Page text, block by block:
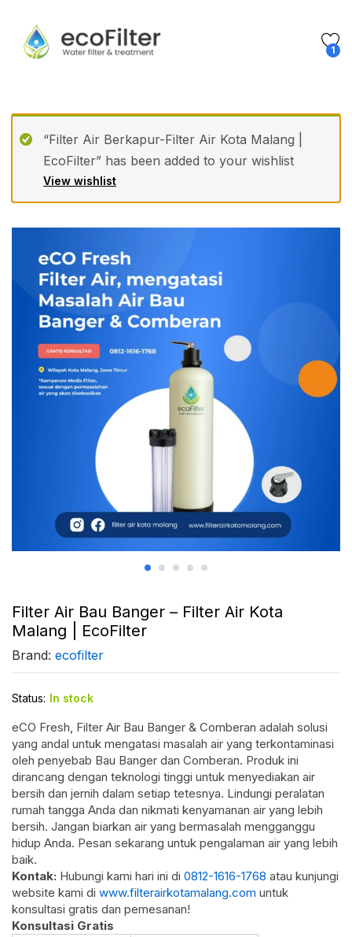
1
View wishlist
“Filter Air Berkapur-Filter Air Kota Malang |
EcoFilter” has been added to your wishlist
Filter Air Bau Banger – Filter Air Kota
Malang | EcoFilter
Brand: ecofilter
Status: In stock
eCO Fresh, Filter Air Bau Banger & Comberan adalah solusi
yang andal untuk mengatasi masalah air yang terkontaminasi
oleh penyebab Bau Banger dan Comberan. Produk ini
dirancang dengan teknologi tinggi untuk menyediakan air
bersih dan jernih dalam setiap tetesnya. Lindungi peralatan
rumah tangga Anda dan nikmati kenyamanan air yang lebih
bersih. Jangan biarkan air yang bermasalah mengganggu
hidup Anda. Pesan sekarang untuk pengalaman air yang lebih
baik.
Kontak: Hubungi kami hari ini di 0812-1616-1768 atau kunjungi
website kami di www.filterairkotamalang.com untuk
konsultasi gratis dan pemesanan!
Konsultasi Gratis